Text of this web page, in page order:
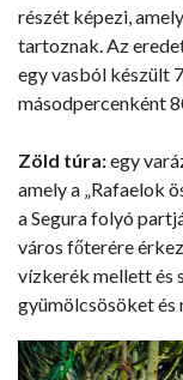
részét képezi,
tartoznak. Az
egy vasból készült
másodpercenként
Zöld túra:egy
amely a „Rafaelok
a Segura folyó
város főterére
vízkerék mellett és
gyümölcsösöket és